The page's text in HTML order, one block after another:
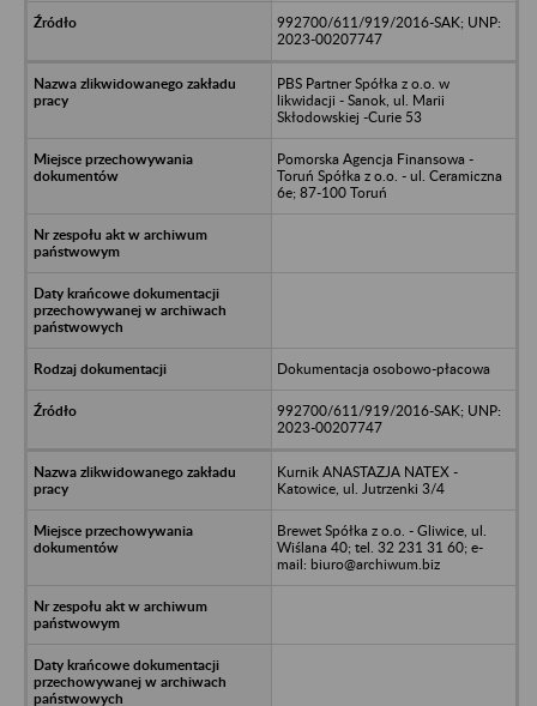
992700/611/919/2016-SAK; UNP:
2023-00207747
PBS Partner Spółka z o.o. w
likwidacji - Sanok, ul. Marii
Skłodowskiej -Curie 53
Pomorska Agencja Finansowa -
Toruń Spółka z o.o. - ul. Ceramiczna
6e; 87-100 Toruń
Dokumentacja osobowo-płacowa
992700/611/919/2016-SAK; UNP:
2023-00207747
Kurnik ANASTAZJA NATEX -
Katowice, ul. Jutrzenki 3/4
Brewet Spółka z o.o. - Gliwice, ul.
Wiślana 40; tel. 32 231 31 60; e-
mail: biuro@archiwum.biz